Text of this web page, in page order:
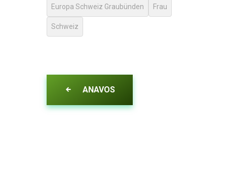
Europa Schweiz Graubünden Frau
Schweiz
ANAVOS